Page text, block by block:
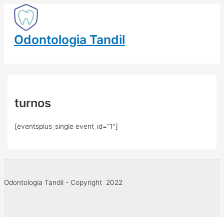
contenido
Odontologia Tandil
Main
Menu
turnos
[eventsplus_single event_id=”1″]
Odontologia Tandil - Copyright 2022